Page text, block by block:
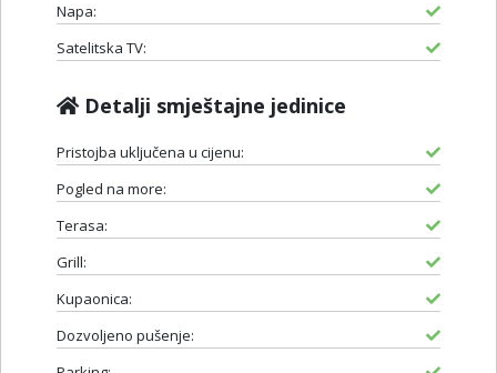
Napa:
Satelitska TV:
Detalji smještajne jedinice
Pristojba uključena u cijenu:
Pogled na more:
Terasa:
Grill:
Kupaonica:
Dozvoljeno pušenje: